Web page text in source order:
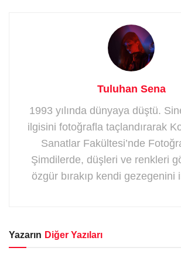
Tuluhan Sena
1993 yılında dünyaya düştü.
ilgisini fotoğrafla taçlandırarak
Sanatlar Fakültesi’nde
Şimdilerde, düşleri ve renkleri
özgür bırakıp kendi gezegenini
Yazarın Diğer Yazıları